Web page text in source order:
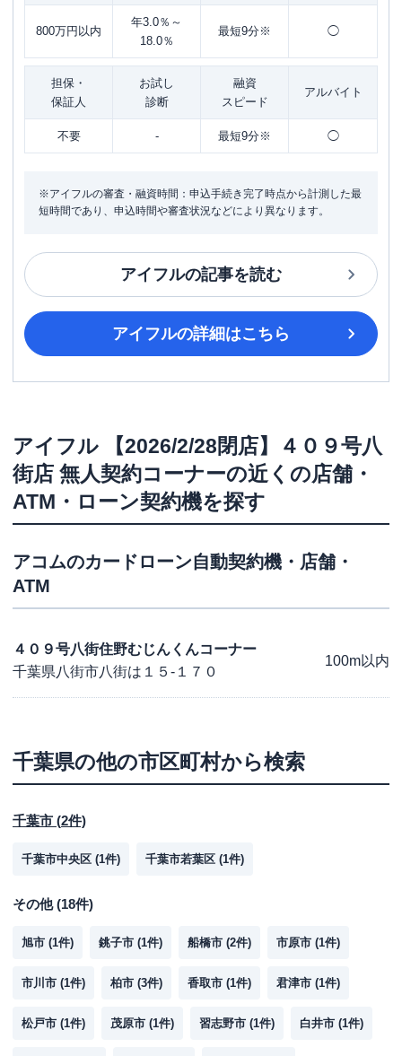
800万円以内
年3.0％～
18.0％
最短9分※ ◯
担保・
保証人
お試し
診断
融資
スピード
アルバイト
不要 - 最短9分※ ◯
※アイフルの審査・融資時間：申込手続き完了時点から計測した最
短時間であり、申込時間や審査状況などにより異なります。
アイフルの記事を読む
アイフルの詳細はこちら
アイフル
【2026/2/28閉店】４０９号八
街店 無人契約コーナーの近くの店舗・
ATM・ローン契約機を探す
アコムのカードローン自動契約機・店舗・
ATM
４０９号八街住野むじんくんコーナー
千葉県八街市八街は１５-１７０
100m以内
千葉県の他の市区町村から検索
千葉市 (2件)
千葉市中央区 (1件) 千葉市若葉区 (1件)
その他(18件)
旭市 (1件) 銚子市 (1件) 船橋市 (2件) 市原市 (1件)
市川市 (1件) 柏市 (3件) 香取市 (1件) 君津市 (1件)
松戸市 (1件) 茂原市 (1件) 習志野市 (1件) 白井市 (1件)